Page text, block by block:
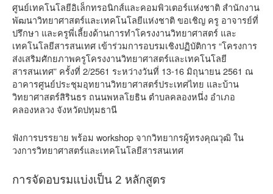
ศูนย์เทคโนโลยีอิเล็กทรอนิกส์และคอมพิวเตอร์แห่งชาติ สำนักงาน
พัฒนาวิทยาศาสตร์และเทคโนโลยีแห่งชาติ ขอเชิญ ครู อาจารย์ที่
ปรึกษา และครูพี่เลี้ยงด้านการทำโครงงานวิทยาศาสตร์ และ
เทคโนโลยีสารสนเทศ เข้าร่วมการอบรมเชิงปฏิบัติการ “โครงการ
ส่งเสริมศักยภาพครูโครงงานวิทยาศาสตร์และเทคโนโลยี
สารสนเทศ” ครั้งที่ 2/2561 ระหว่างวันที่ 13-16 มิถุนายน 2561 ณ
อาคารศูนย์ประชุมอุทยานวิทยาศาสตร์ประเทศไทย และบ้าน
วิทยาศาสตร์สิรินธร ถนนพหลโยธิน ตำบลคลองหนึ่ง อำเภอ
คลองหลวง จังหวัดปทุมธานี
ฟังการบรรยาย พร้อม workshop จากวิทยากรผู้ทรงคุณวุฒิ ใน
วงการวิทยาศาสตร์และเทคโนโลยีสารสนเทศ
การจัดอบรมแบ่งเป็น 2 หลักสูตร